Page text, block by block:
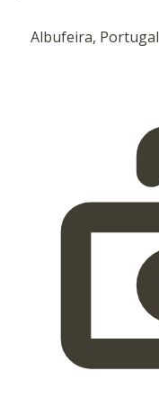
Albufeira, Portugal